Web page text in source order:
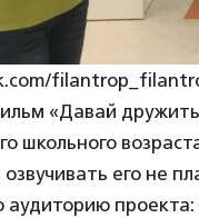
«Давай
школьного
озвучивать его не
аудиторию